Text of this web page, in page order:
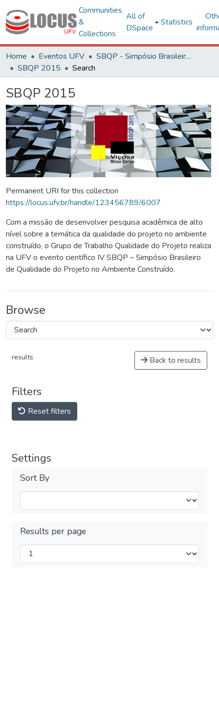
Communities
&
Collections
All of
DSpace
Statistics
Home Eventos UFV
SBQP - Simpósio Brasileiro de Qualidade do Projeto no Ambiente Construído
SBQP 2015
Search
SBQP 2015
Permanent URI for this collection
https://locus.ufv.br/handle/123456789/6007
Com a missão de desenvolver pesquisa acadêmica de alto
nível sobre a temática da qualidade do projeto no ambiente
construído, o Grupo de Trabalho Qualidade do Projeto realiza
na UFV o evento científico IV SBQP – Simpósio Brasileiro
de Qualidade do Projeto no Ambiente Construído.
Browse
results Back to results
Filters
Reset filters
Settings
Sort By
Results per page